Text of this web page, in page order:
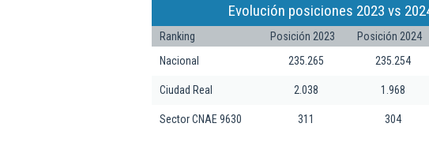
Evolución posiciones 2023 vs
Ranking Posición 2023 Posición 2024
Nacional
235.265 235.254
Ciudad Real 2.038 1.968
Sector CNAE 9630 311 304